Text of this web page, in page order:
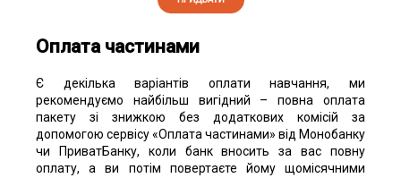
Оплата частинами
Є декілька варіантів оплати навчання, ми
рекомендуємо найбільш вигідний – повна оплата
пакету зі знижкою без додаткових комісій за
допомогою сервісу «Оплата частинами» від Монобанку
чи ПриватБанку, коли банк вносить за вас повну
оплату, а ви потім повертаєте йому щомісячними